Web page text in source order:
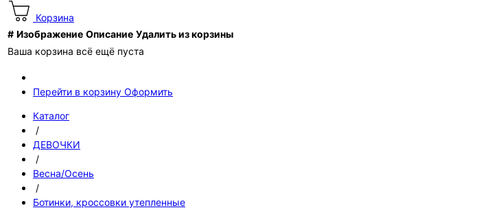
Корзина
# Изображение Описание Удалить из корзины
Ваша корзина всё ещё пуста
Перейти в корзину Оформить
Каталог
/
ДЕВОЧКИ
/
Весна/Осень
/
Ботинки, кроссовки утепленные